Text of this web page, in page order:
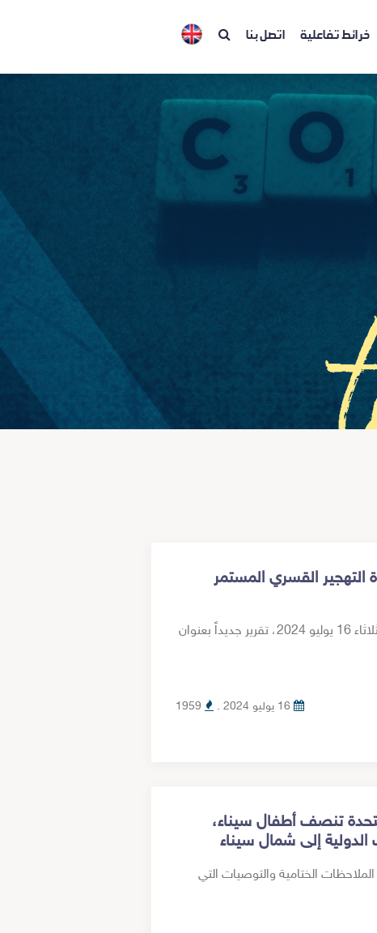
خرائط تفاعلية اتصل بنا
القسري المستمر
نشرت مؤسسة سيناء لحقوق الإنسان اليوم الثلاثاء 16 يوليو 2024، تقرير جديداً بعنوان
16 يوليو 2024 .
تنصف أطفال سيناء،
إلى شمال سيناء
الختامية والتوصيات التي